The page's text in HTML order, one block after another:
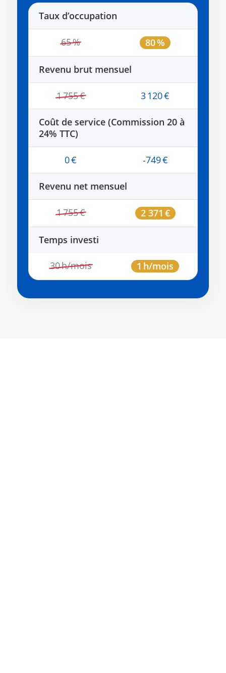
Taux d’occupation
65 % 80 %
Revenu brut mensuel
1 755 € 3 120 €
Coût de service (Commission 20 à
24% TTC)
0 € ‑749 €
Revenu net mensuel
1 755 € 2 371 €
Temps investi
30 h/mois 1 h/mois